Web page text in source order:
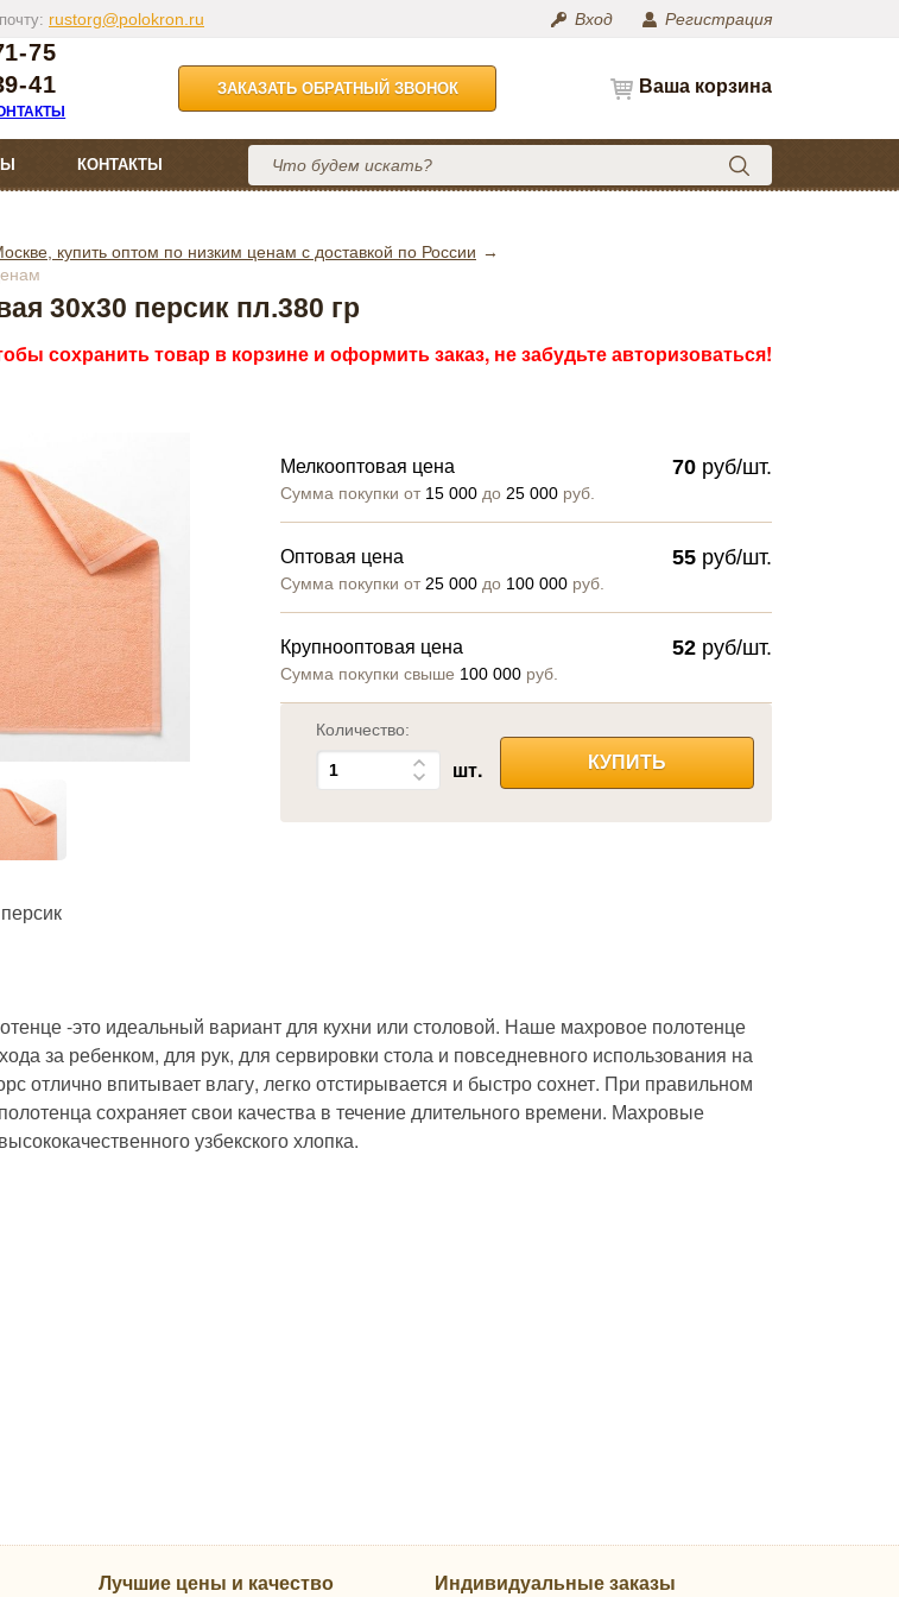
rustorg@polokron.ru Вход Регистрация
75
41
ЗАКАЗАТЬ ОБРАТНЫЙ ЗВОНОК Ваша корзина
КОНТАКТЫ
купить оптом по низким ценам с доставкой по России
30х30 персик пл.380 гр
сохранить товар в корзине и оформить заказ, не забудьте авторизоваться!
Мелкооптовая цена
Сумма покупки от 15 000до 25 000руб.
70 руб/шт.
Оптовая цена
Сумма покупки от 25 000до 100 000руб.
55 руб/шт.
Крупнооптовая цена
Сумма покупки свыше 100 000руб.
52 руб/шт.
Количество:
шт. КУПИТЬ
-это идеальный вариант для кухни или столовой. Наше махровое полотенце
за ребенком, для рук, для сервировки стола и повседневного использования на
отлично впитывает влагу, легко отстирывается и быстро сохнет. При правильном
сохраняет свои качества в течение длительного времени. Махровые
узбекского хлопка.
Лучшие цены и качество Индивидуальные заказы